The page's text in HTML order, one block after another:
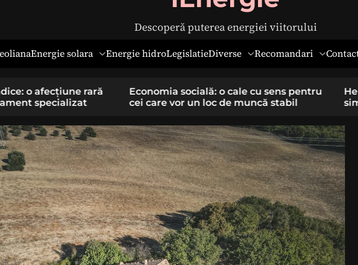
Descoperă puterea energiei viitorului
Energie solara Energie hidroLegislatieDiverse Recomandari
o cale cu sens pentru
de muncă stabil
Hernia ombilicală la adulți: cauze,
simptome și tratament chirurgical